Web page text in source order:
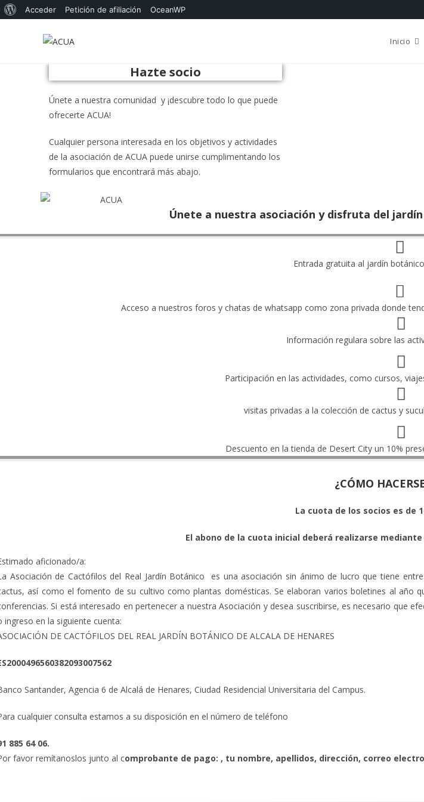
Acerca
Acceder Petición de afiliación OceanWP
Inicio
Hazte socio
Únete a nuestra comunidad y ¡descubre todo lo que puede
ofrecerte ACUA!
Cualquier persona interesada en los objetivos y actividades
de la asociación de ACUA puede unirse cumplimentando los
formularios que encontrará más abajo.
Únete a nuestra asociación y disfruta del
Entrada gratuita al jardín
Acceso a nuestros foros y chatas de whatsapp como zona privada donde
Información regulara sobre las
Participación en las actividades, como cursos,
visitas privadas a la colección de cactus y
Descuento en la tienda de Desert City un 10%
¿CÓMO
La cuota de los socios es de
El abono de la cuota inicial deberá realizarse
aficionado/a:
Asociación de Cactófilos del Real Jardín Botánico es una asociación sin ánimo de lucro que tiene
así como el fomento de su cultivo como plantas domésticas. Se elaboran varios boletines al año
Si está interesado en pertenecer a nuestra Asociación y desea suscribirse, es necesario que
ingreso en la siguiente cuenta:
DE CACTÓFILOS DEL REAL JARDÍN BOTÁNICO DE ALCALA DE HENARES
Santander, Agencia 6 de Alcalá de Henares, Ciudad Residencial Universitaria del Campus.
cualquier consulta estamos a su disposición en el número de teléfono
885 64 06.
favor remítanoslos junto al comprobante de pago: , tu nombre, apellidos, dirección, correo